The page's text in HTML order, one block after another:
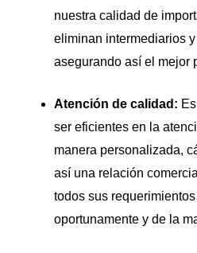
nuestra calidad de
eliminan intermediarios
asegurando así el mejor
Atención de calidad:
ser eficientes en la
manera personalizada,
así una relación
todos sus
oportunamente y de la